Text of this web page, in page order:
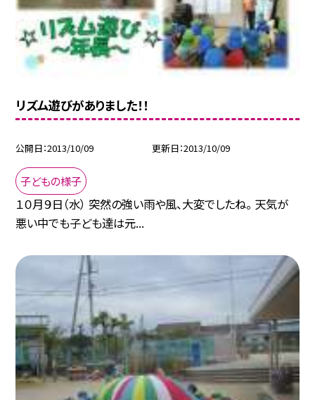
リズム遊びがありました！！
公開日 2013/10/09 更新日 2013/10/09
子どもの様子
１０月９日（水） 突然の強い雨や風、大変でしたね。 天気が
悪い中でも子ども達は元...